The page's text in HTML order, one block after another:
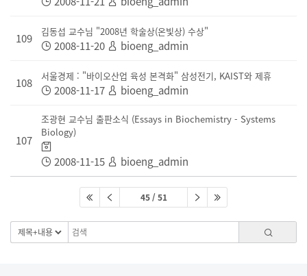
109 김동섭 교수님 "2008년 학술상(온빛상) 수상"
2008-11-20 bioeng_admin
108 서울경제 : "바이오산업 육성 본격화" 삼성전기, KAIST와 제휴
2008-11-17 bioeng_admin
107
조광현 교수님 출판소식 (Essays in Biochemistry - Systems
Biology)
2008-11-15 bioeng_admin
45 / 51